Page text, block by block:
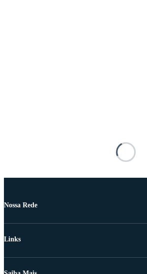
Nossa Rede
Links